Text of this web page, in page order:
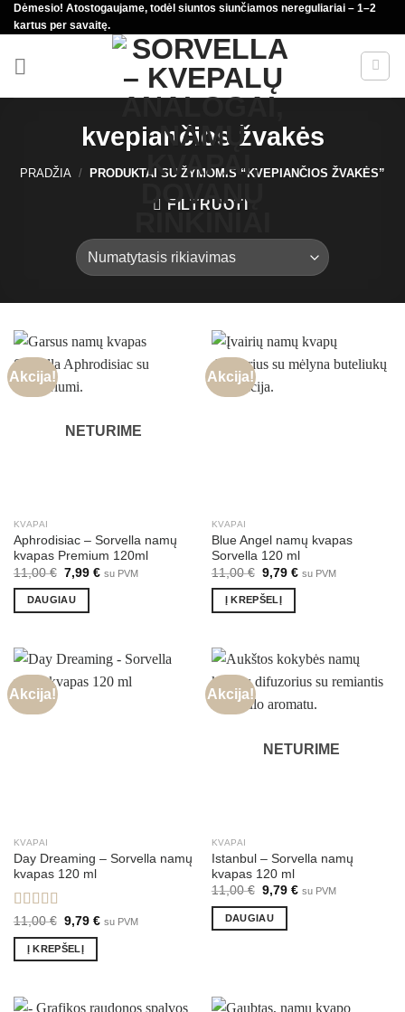
Skip
to
content
Dėmesio! Atostogaujame, todėl siuntos siunčiamos nereguliariai – 1–2
kartus per savaitę.
kvepiančios žvakės
PRADŽIA / PRODUKTAI SU ŽYMOMIS “KVEPIANČIOS ŽVAKĖS”
FILTRUOTI
Akcija!
NETURIME
KVAPAI
Aphrodisiac – Sorvella namų
kvapas Premium 120ml
11,00€ Original
price
was:
11,00 €.
7,99 €Current
su PVM
DAUGIAU
Akcija!
KVAPAI
Blue Angel namų kvapas
Sorvella 120 ml
11,00€ Original
price
was:
11,00 €.
9,79 €Current
su PVM
Į KREPŠELĮ
Akcija!
KVAPAI
Day Dreaming – Sorvella namų
kvapas 120 ml
Įvertinimas:
5.00iš 5
11,00€ Original
was:
11,00 €.
9,79 €Current
su PVM
Į KREPŠELĮ
Akcija!
NETURIME
KVAPAI
Istanbul – Sorvella namų
kvapas 120 ml
11,00€ Original
was:
11,00 €.
9,79 €Current
su PVM
DAUGIAU